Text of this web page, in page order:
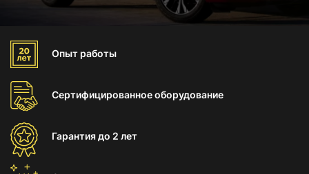
Опыт работы
Сертифицированноеоборудование
Гарантиядо 2 лет